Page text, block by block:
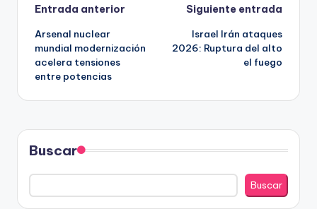
Navegación
de
entradas
Entrada anterior
Arsenal nuclear
mundial modernización
acelera tensiones
entre potencias
Siguiente entrada
Israel Irán ataques
2026: Ruptura del alto
el fuego
Buscar
Buscar